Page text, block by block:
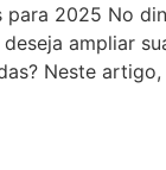
2025 No
ampliar
Neste